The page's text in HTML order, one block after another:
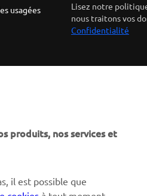
usagées
Lisez notre
nous traitons vos
Confidentialité
produits, nos services et
il est possible que